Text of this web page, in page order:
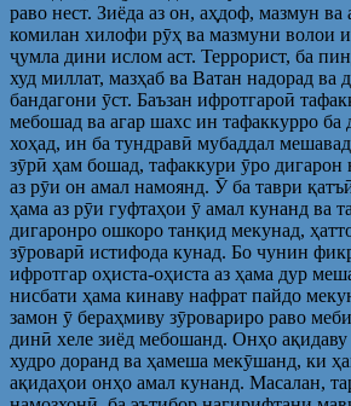
раво нест. Зиёда аз он, аҳдоф, мазмун ва
комилан хилофи рӯҳ ва мазмуни волои
ҷумла дини ислом аст. Террорист, ба
худ миллат, мазҳаб ва Ватан надорад
бандагони ӯст. Баъзан ифротгароӣ
мебошад ва агар шахс ин тафаккурро ба
хоҳад, ин ба тундравӣ мубаддал
зӯрӣ ҳам бошад, тафаккури ӯро дигарон
аз рӯи он амал намоянд. Ӯ ба таври
ҳама аз рӯи гуфтаҳои ӯ амал кунанд ва
дигаронро ошкоро танқид мекунад,
зӯроварӣ истифода кунад. Бо чунин
ифротгар оҳиста-оҳиста аз ҳама дур
нисбати ҳама кинаву нафрат пайдо
замон ӯ бераҳмиву зӯровариро раво
динӣ хеле зиёд мебошанд. Онҳо
худро доранд ва ҳамеша мекӯшанд, ки
ақидаҳои онҳо амал кунанд. Масалан,